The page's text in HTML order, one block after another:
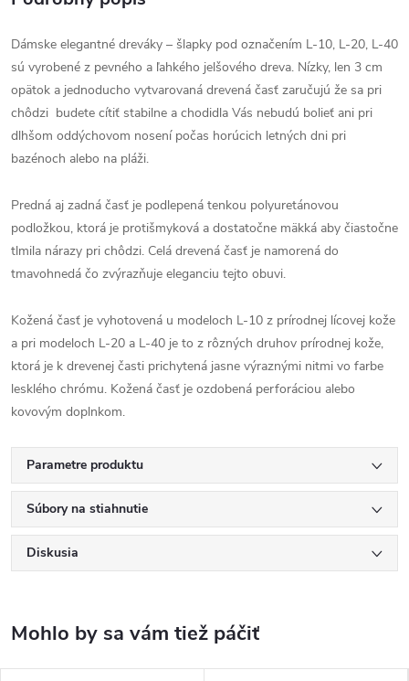
Dámske elegantné dreváky – šlapky pod označením L-10, L-20, L-40
sú vyrobené z pevného a ľahkého jelšového dreva. Nízky, len 3 cm
opätok a jednoducho vytvarovaná drevená časť zaručujú že sa pri
chôdzi budete cítiť stabilne a chodidla Vás nebudú bolieť ani pri
dlhšom oddýchovom nosení počas horúcich letných dni pri
bazénoch alebo na pláži.
Predná aj zadná časť je podlepená tenkou polyuretánovou
podložkou, ktorá je protišmyková a dostatočne mäkká aby čiastočne
tlmila nárazy pri chôdzi. Celá drevená časť je namorená do
tmavohnedá čo zvýrazňuje eleganciu tejto obuvi.
Kožená časť je vyhotovená u modeloch L-10 z prírodnej lícovej kože
a pri modeloch L-20 a L-40 je to z rôzných druhov prírodnej kože,
ktorá je k drevenej časti prichytená jasne výraznými nitmi vo farbe
lesklého chrómu. Kožená časť je ozdobená perforáciou alebo
kovovým doplnkom.
Parametre produktu
Súbory na stiahnutie
Diskusia